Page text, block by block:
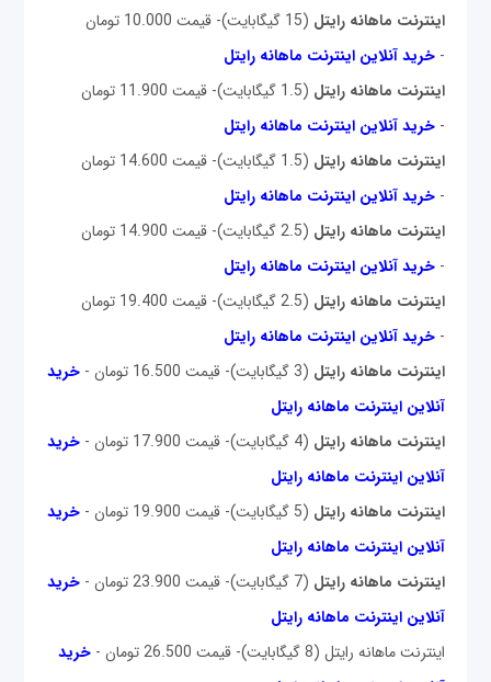
اینترنت ماهانه رایتل
(15 گیگابایت)- قیمت 10.000 تومان
-خرید آنلاین اینترنت ماهانه رایتل
اینترنت ماهانه رایتل
(1.5 گیگابایت)- قیمت 11.900 تومان
-خرید آنلاین اینترنت ماهانه رایتل
اینترنت ماهانه رایتل
(1.5 گیگابایت)- قیمت 14.600 تومان
-خرید آنلاین اینترنت ماهانه رایتل
اینترنت ماهانه رایتل
(2.5 گیگابایت)- قیمت 14.900 تومان
-خرید آنلاین اینترنت ماهانه رایتل
اینترنت ماهانه رایتل
(2.5 گیگابایت)- قیمت 19.400 تومان
- خرید آنلاین اینترنت ماهانه رایتل
اینترنت ماهانه رایتل (3 گیگابایت)- قیمت 16.500 تومان -
خرید
آنلاین اینترنت ماهانه رایتل
اینترنت ماهانه رایتل (4 گیگابایت)- قیمت 17.900 تومان -
خرید
آنلاین اینترنت ماهانه رایتل
اینترنت ماهانه رایتل (5 گیگابایت)- قیمت 19.900 تومان -
خرید
آنلاین اینترنت ماهانه رایتل
اینترنت ماهانه رایتل (7 گیگابایت)- قیمت 23.900 تومان -
خرید
آنلاین اینترنت ماهانه رایتل
اینترنت ماهانه رایتل (8 گیگابایت)- قیمت 26.500 تومان -
خرید